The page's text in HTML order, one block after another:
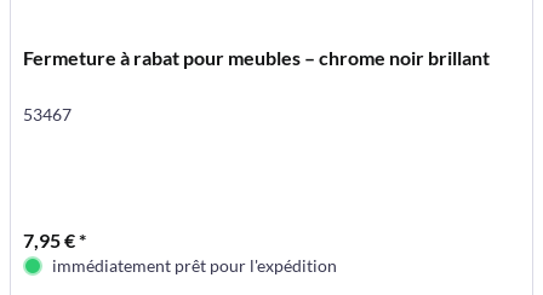
Fermeture à rabat pour meubles – chrome noir brillant
53467
7,95 € *
immédiatement prêt pour l'expédition